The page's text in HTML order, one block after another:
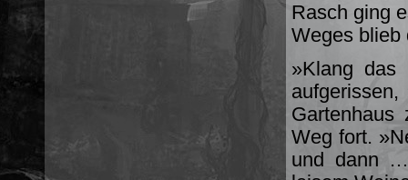
Rasch ging
Weges blieb
»Klang das
Gartenhaus
Weg fort.
und dann